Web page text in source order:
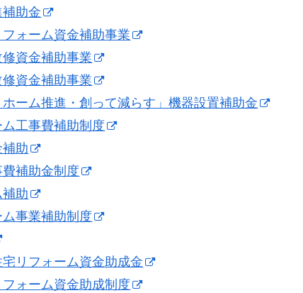
助金
ォーム資金補助事業
資金補助事業
資金補助事業
ーム推進・創って減らす」機器設置補助金
工事費補助制度
助
補助金制度
助
事業補助制度
リフォーム資金助成金
ォーム資金助成制度